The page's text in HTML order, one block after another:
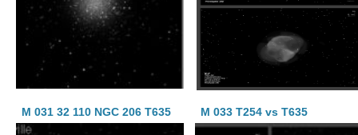
M 031 32 110 NGC 206 T635 M 033 T254 vs T635